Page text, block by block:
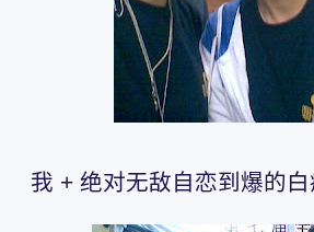
我 + 绝对无敌自恋到爆的